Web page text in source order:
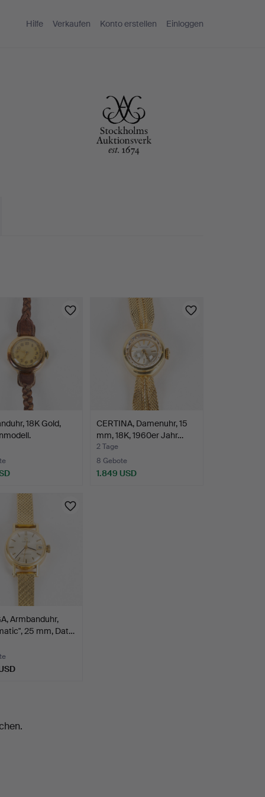
Hilfe Verkaufen Konto erstellen Einloggen
18K Gold,
CERTINA, Damenuhr, 15
mm, 18K, 1960er Jahr…
2 Tage
8 Gebote
1.849 USD
Armbanduhr,
25 mm, Dat…